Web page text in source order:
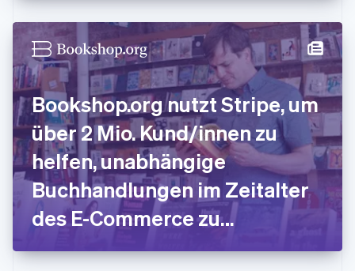
Bookshop.org nutzt Stripe, um
über 2 Mio. Kund/innen zu
helfen, unabhängige
Buchhandlungen im Zeitalter
des E-Commerce zu
unterstützen
Japan
日本語English
Kanada
EnglishFrançais
Kroatien
English Italiano
Lettland
English
Liechtenstein
Deutsch English
Litauen
English
Luxemburg
Français DeutschEnglish
Malaysia
Malta